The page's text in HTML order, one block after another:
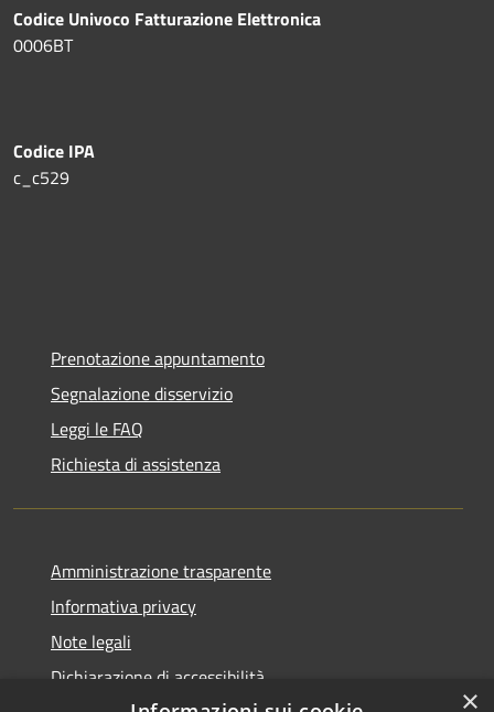
Codice Univoco Fatturazione Elettronica
0006BT
Codice IPA
c_c529
Prenotazione appuntamento
Segnalazione disservizio
Leggi le FAQ
Richiesta di assistenza
Amministrazione trasparente
Informativa privacy
Note legali
Dichiarazione di accessibilità
×